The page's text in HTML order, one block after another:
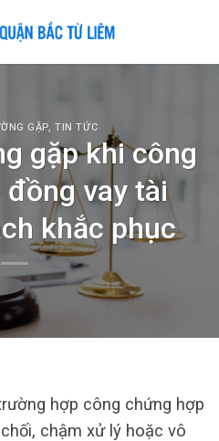
GẶP,TIN TỨC
gặp khi công
vay tài
khắc phục
hợp công chứng hợp
chậm xử lý hoặc vô